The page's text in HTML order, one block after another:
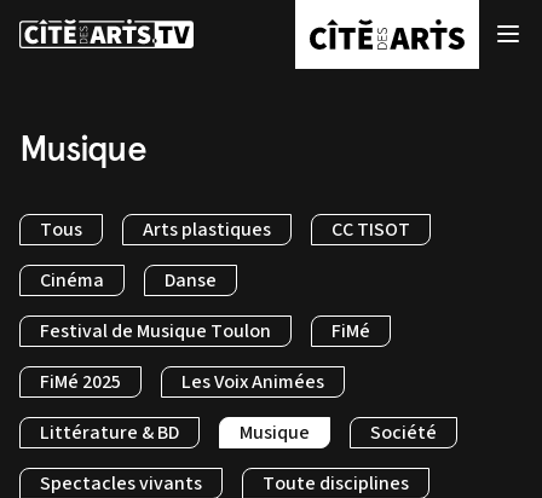
Musique
Tous Arts plastiques
CC TISOT
Cinéma
Danse
Festival de Musique Toulon
FiMé
FiMé 2025
Les Voix Animées
Littérature & BD
Musique
Société
Spectacles vivants
Toute disciplines